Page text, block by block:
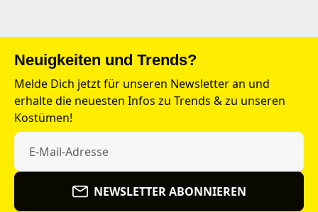
Neuigkeiten und Trends?
Melde Dich jetzt für unseren Newsletter an und
erhalte die neuesten Infos zu Trends & zu unseren
Kostümen!
NEWSLETTER ABONNIEREN